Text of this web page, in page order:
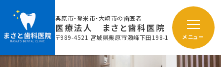
栗原市・登米市・大崎市の歯医者
医療法人 まさと歯科医院
〒989-4521 宮城県栗原市瀬峰下田198-1 メニュー